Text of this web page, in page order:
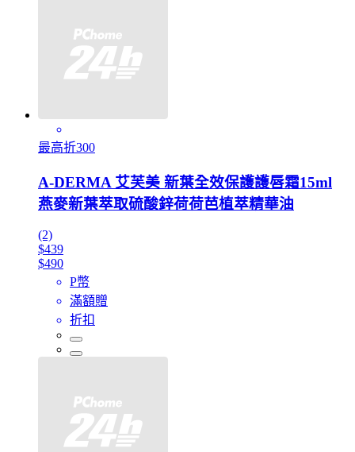
最高折300
A-DERMA 艾芙美 新葉全效保護護唇霜15ml
燕麥新葉萃取硫酸鋅荷荷芭植萃精華油
(2)
$439
$490
P幣
滿額贈
折扣